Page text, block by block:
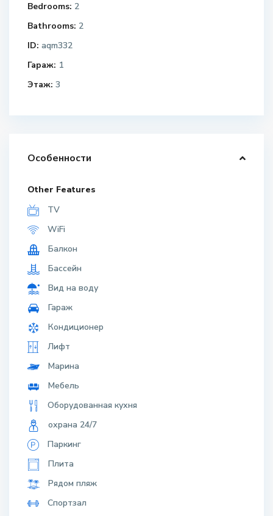
Bedrooms: 2
Bathrooms: 2
ID: aqm332
Гараж: 1
Этаж: 3
Особенности
Other Features
TV
WiFi
Балкон
Бассейн
Вид на воду
Гараж
Кондиционер
Лифт
Марина
Мебель
Оборудованная кухня
охрана 24/7
Паркинг
Плита
Рядом пляж
Спортзал